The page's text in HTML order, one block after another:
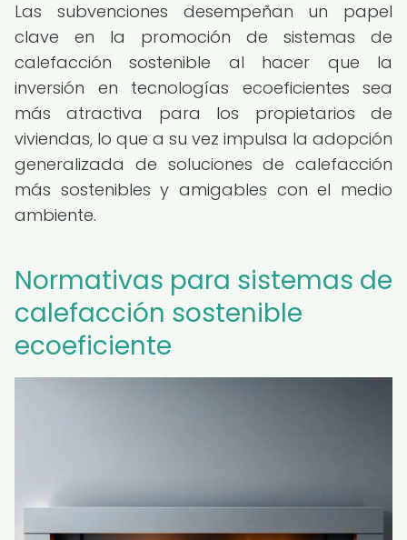
Las subvenciones desempeñan un papel
clave en la promoción de sistemas de
calefacción sostenible al hacer que la
inversión en tecnologías ecoeficientes sea
más atractiva para los propietarios de
viviendas, lo que a su vez impulsa la adopción
generalizada de soluciones de calefacción
más sostenibles y amigables con el medio
ambiente.
Normativas para sistemas de
calefacción sostenible
ecoeficiente